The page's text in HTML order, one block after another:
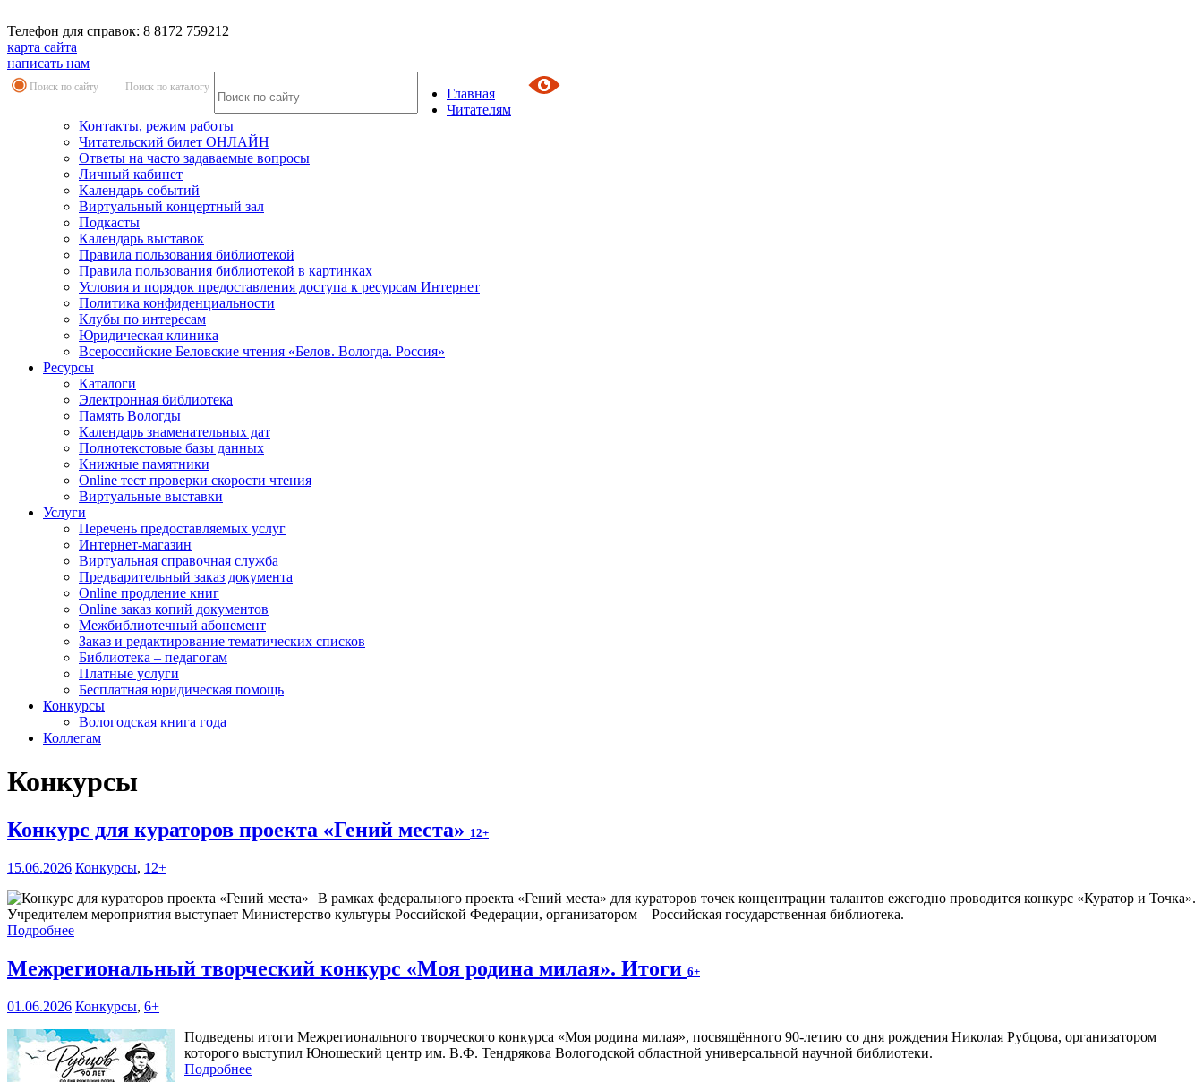
Телефон для справок: 8 8172 759212
карта сайта
написать нам
Поиск по сайту Поиск по каталогу
Главная
Читателям
Контакты, режим работы
Читательский билет ОНЛАЙН
Ответы на часто задаваемые вопросы
Личный кабинет
Календарь событий
Виртуальный концертный зал
Подкасты
Календарь выставок
Правила пользования библиотекой
Правила пользования библиотекой в картинках
Условия и порядок предоставления доступа к ресурсам Интернет
Политика конфиденциальности
Клубы по интересам
Юридическая клиника
Всероссийские Беловские чтения «Белов. Вологда. Россия»
Ресурсы
Каталоги
Электронная библиотека
Память Вологды
Календарь знаменательных дат
Полнотекстовые базы данных
Книжные памятники
Online тест проверки скорости чтения
Виртуальные выставки
Услуги
Перечень предоставляемых услуг
Интернет-магазин
Виртуальная справочная служба
Предварительный заказ документа
Online продление книг
Online заказ копий документов
Межбиблиотечный абонемент
Заказ и редактирование тематических списков
Библиотека – педагогам
Платные услуги
Бесплатная юридическая помощь
Конкурсы
Вологодская книга года
Коллегам
Конкурсы
Конкурс для кураторов проекта «Гений места» 12+
15.06.2026 Конкурсы, 12+
В рамках федерального проекта «Гений места» для кураторов точек концентрации талантов ежегодно проводится конкурс «Куратор и Точка».
Учредителем мероприятия выступает Министерство культуры Российской Федерации, организатором – Российская государственная библиотека.
Подробнее
Межрегиональный творческий конкурс «Моя родина милая». Итоги 6+
01.06.2026 Конкурсы, 6+
Подведены итоги Межрегионального творческого конкурса «Моя родина милая», посвящённого 90-летию со дня рождения Николая Рубцова, организатором
которого выступил Юношеский центр им. В.Ф. Тендрякова Вологодской областной универсальной научной библиотеки.
Подробнее